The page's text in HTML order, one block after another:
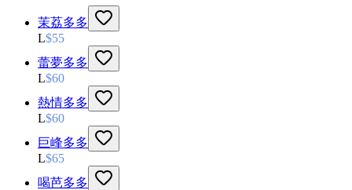
茉荔多多
L$55
蕾夢多多
L$60
熱情多多
L$60
巨峰多多
L$65
喝芭多多